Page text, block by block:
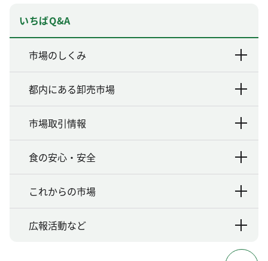
いちばQ&A
市場のしくみ
都内にある卸売市場
市場取引情報
食の安心・安全
これからの市場
広報活動など